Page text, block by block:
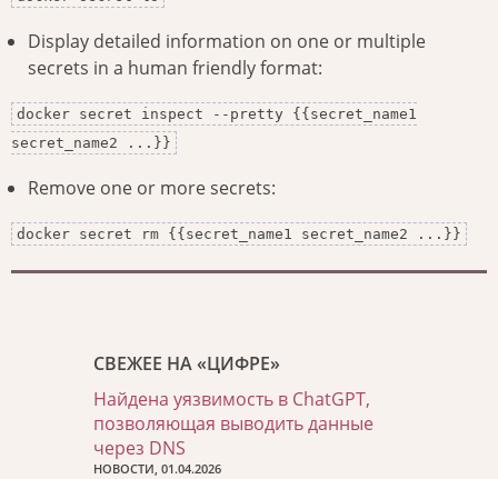
Display detailed information on one or multiple
secrets in a human friendly format:
docker secret inspect --pretty {{secret_name1
secret_name2 ...}}
Remove one or more secrets:
docker secret rm {{secret_name1 secret_name2 ...}}
СВЕЖЕЕ НА «ЦИФРЕ»
Найдена уязвимость в ChatGPT,
позволяющая выводить данные
через DNS
НОВОСТИ, 01.04.2026